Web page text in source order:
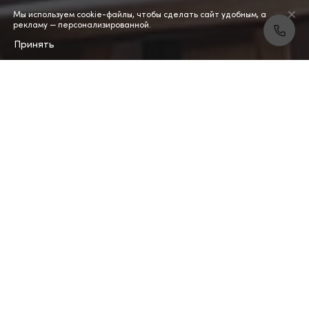
Мы используем cookie-файлы, чтобы сделать сайт удобным, а
рекламу — персонализированной.
Принять